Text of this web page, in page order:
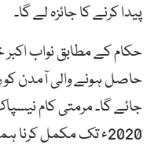
پیدا کرنے کا جائزہ لے گا۔
حکام کے مطابق نواب
حاصل ہونے والی آمدن کو
2020ء تک مکمل کرنا ہمارا ہدف ہے۔